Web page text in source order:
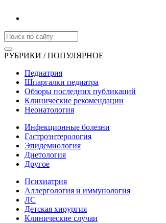
РУБРИКИ / ПОПУЛЯРНОЕ
Педиатрия
Шпаргалки педиатра
Обзоры последних публикаций
Клинические рекомендации
Неонатология
Инфекционные болезни
Гастроэнтерология
Эпидемиология
Диетология
Другое
Психиатрия
Аллергология и иммунология
ЛС
Детская хирургия
Клинические случаи